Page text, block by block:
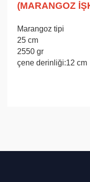
(MARANGOZ
Marangoz tipi
25 cm
2550 gr
çene derinliği:12 cm